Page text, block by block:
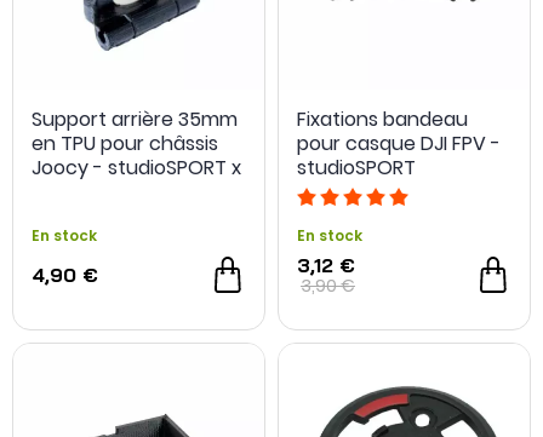
Support arrière 35mm
en TPU pour châssis
Joocy - studioSPORT x
En stock
4,90 €
Fixations bandeau
pour casque DJI FPV -
studioSPORT
En stock
3,12 €
3,90 €